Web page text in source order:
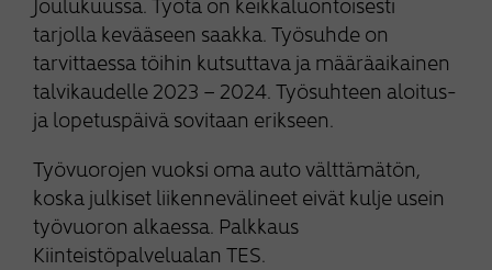
tarjolla kevääseen saakka. Työsuhde on
tarvittaessa töihin kutsuttava ja määräaikainen
talvikaudelle 2023 – 2024. Työsuhteen aloitus-
ja lopetuspäivä sovitaan erikseen.
Työvuorojen vuoksi oma auto välttämätön,
koska julkiset liikennevälineet eivät kulje usein
työvuoron alkaessa. Palkkaus
Kiinteistöpalvelualan TES.